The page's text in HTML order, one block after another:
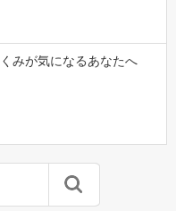
みが気になるあなたへ